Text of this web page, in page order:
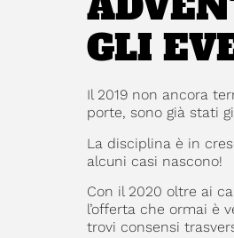
GLI
Il 2019 non ancora
porte, sono già stati
La disciplina è in
alcuni casi nascono!
Con il 2020 oltre ai
l’offerta che ormai è
trovi consensi